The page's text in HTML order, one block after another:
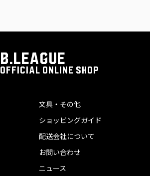
B.LEAGUE
OFFICIAL ONLINE SHOP
文具・その他
ショッピングガイド
配送会社について
お問い合わせ
ニュース